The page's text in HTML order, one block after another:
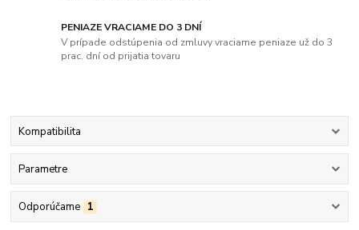
PENIAZE VRACIAME DO 3 DNÍ
V prípade odstúpenia od zmluvy vraciame peniaze už do 3
prac. dní od prijatia tovaru
Kompatibilita
Parametre
Odporúčame 1